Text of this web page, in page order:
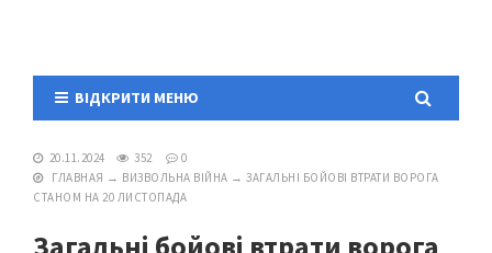
ВІДКРИТИ МЕНЮ
20.11.2024 352
0
ГЛАВНАЯ → ВИЗВОЛЬНА ВІЙНА → ЗАГАЛЬНІ БОЙОВІ ВТРАТИ ВОРОГА
СТАНОМ НА 20 ЛИСТОПАДА